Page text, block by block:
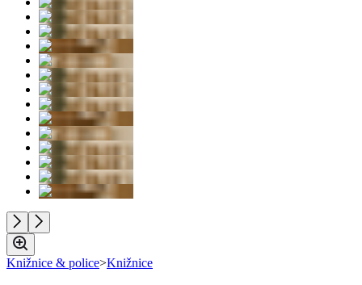
Knižnice & police>Knižnice